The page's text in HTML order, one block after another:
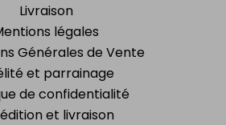
Livraison
légales
Générales de Vente
et parrainage
de confidentialité
et livraison